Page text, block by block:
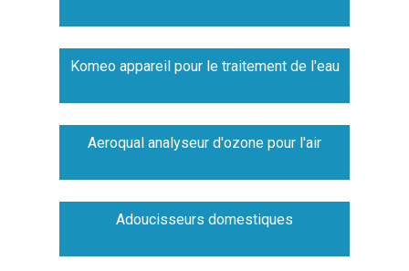
Komeo appareil pour le traitement de l'eau
Aeroqual analyseur d'ozone pour l'air
Adoucisseurs domestiques